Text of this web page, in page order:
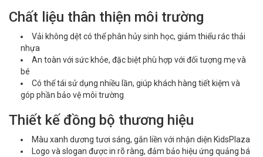
Chất liệu thân thiện môi trường
Vải không dệt có thể phân hủy sinh học, giảm thiểu rác thải
nhựa
An toàn với sức khỏe, đặc biệt phù hợp với đối tượng mẹ và
bé
Có thể tái sử dụng nhiều lần, giúp khách hàng tiết kiệm và
góp phần bảo vệ môi trường
Thiết kế đồng bộ thương hiệu
Màu xanh dương tươi sáng, gắn liền với nhận diện KidsPlaza
Logo và slogan được in rõ ràng, đảm bảo hiệu ứng quảng bá